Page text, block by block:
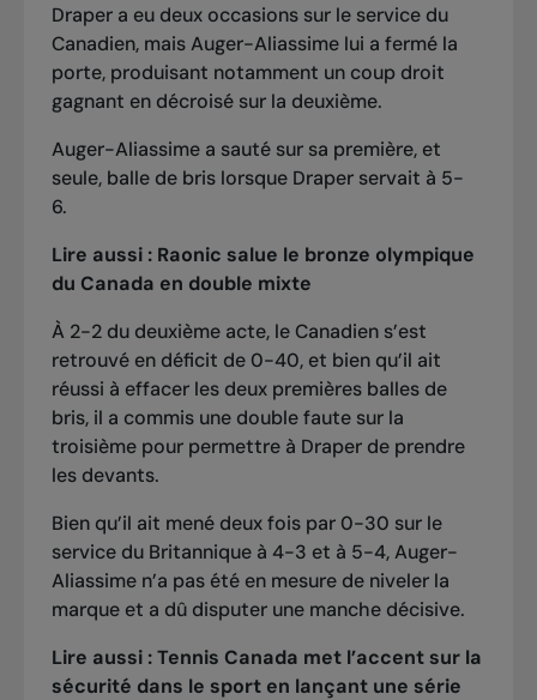
Draper a eu deux occasions sur le service du
Canadien, mais Auger-Aliassime lui a fermé la
porte, produisant notamment un coup droit
gagnant en décroisé sur la deuxième.
Auger-Aliassime a sauté sur sa première, et
seule, balle de bris lorsque Draper servait à 5-
6.
Lire aussi : Raonic salue le bronze olympique
du Canada en double mixte
À 2-2 du deuxième acte, le Canadien s’est
retrouvé en déficit de 0-40, et bien qu’il ait
réussi à effacer les deux premières balles de
bris, il a commis une double faute sur la
troisième pour permettre à Draper de prendre
les devants.
Bien qu’il ait mené deux fois par 0-30 sur le
service du Britannique à 4-3 et à 5-4, Auger-
Aliassime n’a pas été en mesure de niveler la
marque et a dû disputer une manche décisive.
Lire aussi :Tennis Canada met l’accent sur la
sécurité dans le sport en lançant une série